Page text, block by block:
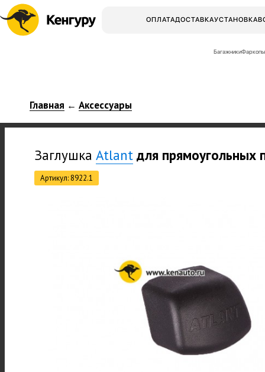
ОПЛАТАДОСТАВКАУСТАНОВКА
БагажникиФаркопы
Главная ← Аксессуары
Заглушка Atlant для прямоугольных
Артикул: 8922.1